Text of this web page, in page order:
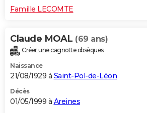
Famille LECOMTE
Claude MOAL (69 ans)
Créer une cagnotte obsèques
Naissance
21/08/1929 à Saint-Pol-de-Léon
Décès
01/05/1999 à Areines